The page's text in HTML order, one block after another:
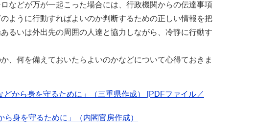
などが万が一起こった場合には、行政機関からの伝達事項
ように行動すればよいのか判断するための正しい情報を把
るいは外出先の周囲の人達と協力しながら、冷静に行動す
、何を備えておいたらよいのかなどについて心得ておきま
から身を守るために」（三重県作成） [PDFファイル／
身を守るために」（内閣官房作成）